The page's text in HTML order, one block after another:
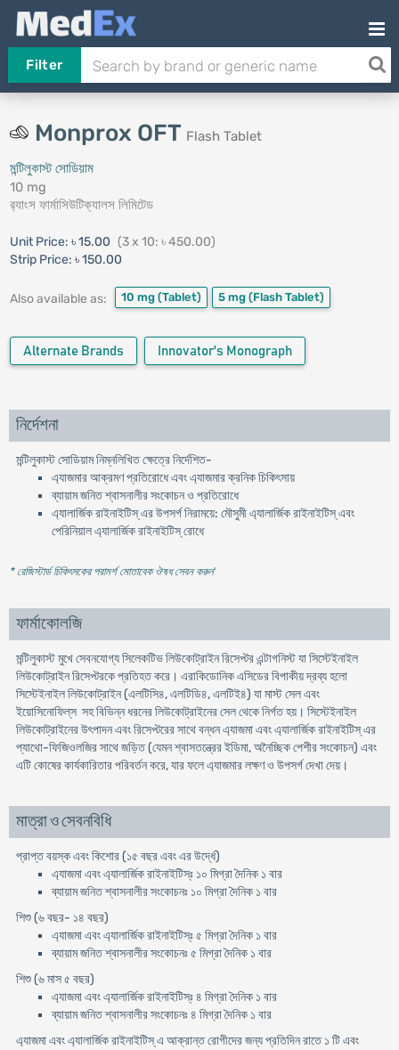
Filter
Monprox OFT Flash Tablet
মন্টিলুকাস্ট সোডিয়াম
10 mg
র‍্যাংস ফার্মাসিউটিক্যালস লিমিটেড
Unit Price: ৳ 15.00 (3 x 10: ৳ 450.00)
Strip Price: ৳ 150.00
Also available as: 10 mg (Tablet) 5 mg (Flash Tablet)
Alternate Brands Innovator's Monograph
নির্দেশনা
মন্টিলুকাস্ট সোডিয়াম নিম্নলিখিত ক্ষেত্রে নির্দেশিত-
এ্যাজমার আক্রমণ প্রতিরোধে এবং এ্যাজমার ক্রনিক চিকিৎসায়
ব্যায়াম জনিত শ্বাসনালীর সংকোচন ও প্রতিরোধে
এ্যালার্জিক রাইনাইটিস্ এর উপসর্গ নিরাময়ে: মৌসুমী এ্যালার্জিক রাইনাইটিস্ এবং
পেরিনিয়াল এ্যালার্জিক রাইনাইটিস্ রোধে
* রেজিস্টার্ড চিকিৎসকের পরামর্শ মোতাবেক ঔষধ সেবন করুন'
ফার্মাকোলজি
মন্টিলুকাস্ট মুখে সেবনযোগ্য সিলেকটিভ লিউকোট্রাইন রিসেপ্টর এন্টাগনিস্ট যা সিস্টেইনাইল
লিউকোট্রাইন রিসেপ্টরকে প্রতিহত করে। এরাকিডোনিক এসিডের বিপাকীয় দ্রব্য হলো
সিস্টেইনাইল লিউকোট্রাইন (এলটিসি৪, এলটিডি৪, এলটিই৪) যা মাস্ট সেল এবং
ইয়োসিনোফিল্‌স সহ বিভিন্ন ধরনের লিউকোট্রাইনের সেল থেকে নির্গত হয়। সিস্টেইনাইল
লিউকোট্রাইনের উৎপাদন এবং রিসেপ্টরের সাথে বন্ধন এ্যাজমা এবং এ্যালার্জিক রাইনাইটিস্ এর
প্যাথো-ফিজিওলজির সাথে জড়িত (যেমন শ্বাসতন্ত্রের ইডিমা, অনৈচ্ছিক পেশীর সংকোচন) এবং
এটি কোষের কার্যকারিতার পরিবর্তন করে, যার ফলে এ্যাজমার লক্ষণ ও উপসর্গ দেখা দেয়।
মাত্রা ও সেবনবিধি
প্রাপ্ত বয়স্ক এবং কিশোর (১৫ বছর এবং এর উর্দ্ধে)
এ্যাজমা এবং এ্যালার্জিক রাইনাইটিস্ঃ ১০ মিগ্রা দৈনিক ১ বার
ব্যায়াম জনিত শ্বাসনালীর সংকোচনঃ ১০ মিগ্রা দৈনিক ১ বার
শিশু (৬ বছর- ১৪ বছর)
এ্যাজমা এবং এ্যালার্জিক রাইনাইটিস্ঃ ৫ মিগ্রা দৈনিক ১ বার
ব্যায়াম জনিত শ্বাসনালীর সংকোচনঃ ৫ মিগ্রা দৈনিক ১ বার
শিশু (৬ মাস ৫ বছর)
এ্যাজমা এবং এ্যালার্জিক রাইনাইটিস্ঃ ৪ মিগ্রা দৈনিক ১ বার
ব্যায়াম জনিত শ্বাসনালীর সংকোচনঃ ৪ মিগ্রা দৈনিক ১ বার
এ্যাজমা এবং এ্যালার্জিক রাইনাইটিস্ এ আক্রান্ত রোগীদের জন্য প্রতিদিন রাতে ১ টি এবং